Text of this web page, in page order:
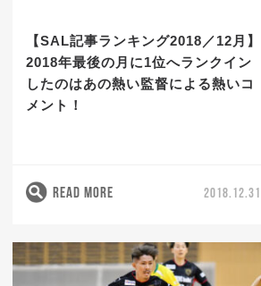
【SAL記事ランキング2018／12月】
2018年最後の月に1位へランクイン
したのはあの熱い監督による熱いコ
メント！
READ MORE 2018.12.31